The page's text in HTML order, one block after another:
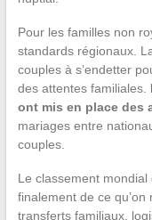
Pour les familles non
standards régionaux.
couples à s’endetter
des attentes familiales.
ont mis en place des
mariages entre
couples.
Le classement
finalement de ce
transferts familiaux,